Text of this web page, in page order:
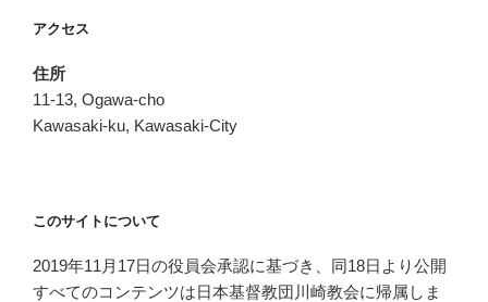
アクセス
住所
11-13, Ogawa-cho
Kawasaki-ku, Kawasaki-City
このサイトについて
2019年11月17日の役員会承認に基づき、同18日より公開
すべてのコンテンツは日本基督教団川崎教会に帰属しま